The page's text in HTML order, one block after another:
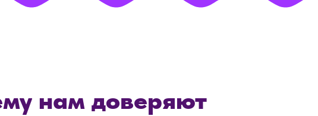
нам доверяют